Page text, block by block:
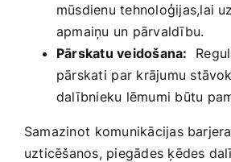
mūsdienu ‌tehnoloģijas,lai
apmaiņu‍ un ​pārvaldību.
Pārskatu​ veidošana:
pārskati⁣ par krājumu
dalībnieku lēmumi būtu​
Samazinot⁢ komunikācijas
uzticēšanos, ‍piegādes ķēdes